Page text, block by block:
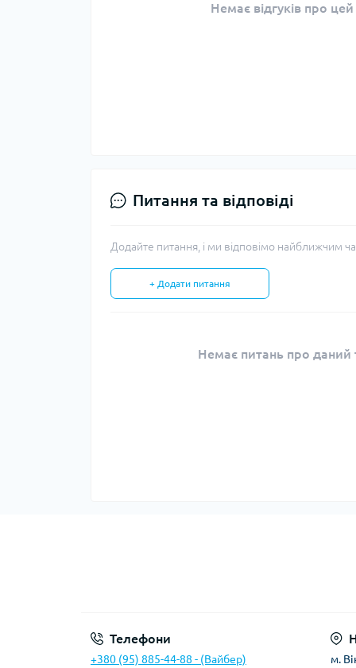
Немає відгуків про
Питання та відповіді
Додайте питання, і ми відповімо найближчим
+ Додати питання
Немає питань про даний
Телефони
+380 (95) 885-44-88 - (Вайбер) м.